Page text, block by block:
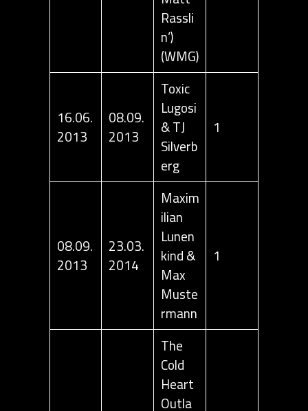
Rassli
n’)
(WMG)
16.06.
2013
08.09.
2013
Toxic
Lugosi
& TJ
Silverb
erg
1
08.09.
2013
23.03.
2014
Maxim
ilian
Lunen
kind &
Max
Muste
rmann
1
The
Cold
Heart
Outla